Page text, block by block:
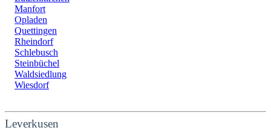
Manfort
Opladen
Quettingen
Rheindorf
Schlebusch
Steinbüchel
Waldsiedlung
Wiesdorf
Leverkusen